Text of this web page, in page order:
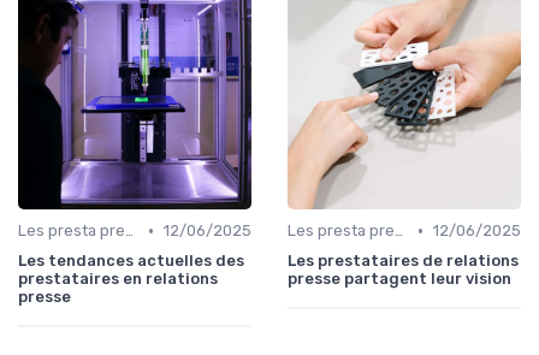
Les presta prennent la parole • 12/06/2025
Les tendances actuelles des
prestataires en relations
presse
Les presta prennent la parole • 12/06/2025
Les prestataires de relations
presse partagent leur vision